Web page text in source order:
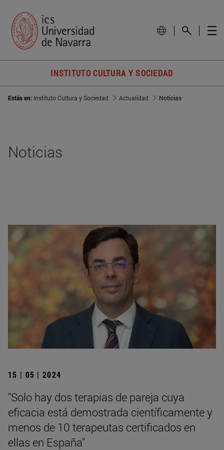
INSTITUTO CULTURA Y SOCIEDAD
Estás en: Instituto Cultura y Sociedad Actualidad Noticias
Noticias
15 | 05 | 2024
"Solo hay dos terapias de pareja cuya
eficacia está demostrada científicamente y
menos de 10 terapeutas certificados en
ellas en España"